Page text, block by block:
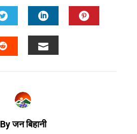
By जन बिहानी